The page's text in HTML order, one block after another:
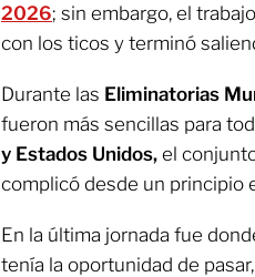
2026; sin embargo, el
con los ticos y terminó
Durante las Eliminatorias
fueron más sencillas para
y Estados Unidos, el
complicó desde un principio
En la última jornada fue
tenía la oportunidad de